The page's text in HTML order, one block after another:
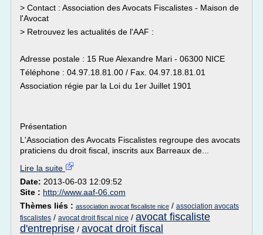
> Contact : Association des Avocats Fiscalistes - Maison de
l'Avocat
> Retrouvez les actualités de l'AAF :
Adresse postale : 15 Rue Alexandre Mari - 06300 NICE
Téléphone : 04.97.18.81.00 / Fax. 04.97.18.81.01
Association régie par la Loi du 1er Juillet 1901
Présentation
L'Association des Avocats Fiscalistes regroupe des avocats
praticiens du droit fiscal, inscrits aux Barreaux de...
Lire la suite
Date: 2013-06-03 12:09:52
Site : http://www.aaf-06.com
Thèmes liés : association avocat fiscaliste nice / association avocats
fiscalistes / avocat droit fiscal nice / avocat fiscaliste
d'entreprise / avocat droit fiscal